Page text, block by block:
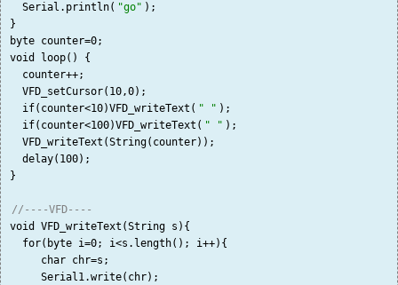
  Serial.println(
"go" );
}
byte counter=0;
void loop() {
  counter++;
  VFD_setCursor(10,0);
  if(counter<10)VFD_writeText(
" " );
  if(counter<100)VFD_writeText(
" " );
  VFD_writeText(String(counter));
  delay(100);
}
//----VFD----
void VFD_writeText(String s){
  for(byte i=0; i<s.length(); i++){
     char chr=s
;
     Serial1.write(chr);